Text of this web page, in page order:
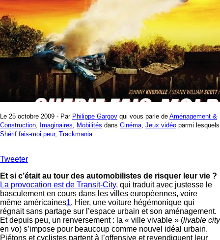
Le 25 octobre 2009 - Par Philippe Gargov qui vous parle de Aménagement &
Construction Imaginaires Mobilités dans Cinéma Jeux vidéo parmi lesquels
Shérif fais-moi peur, Trackmania
Tweeter
Et si c’était au tour des automobilistes de risquer leur vie ?
La provocation est de Transit-City, qui traduit avec justesse le
basculement en cours dans les villes européennes, voire
même américaines1. Hier, une voiture hégémonique qui
régnait sans partage sur l’espace urbain et son aménagement.
Et depuis peu, un renversement : la « ville vivable » (livable city
en vo) s’impose pour beaucoup comme nouvel idéal urbain.
Piétons et cyclistes partent à l’offensive et revendiquent leur